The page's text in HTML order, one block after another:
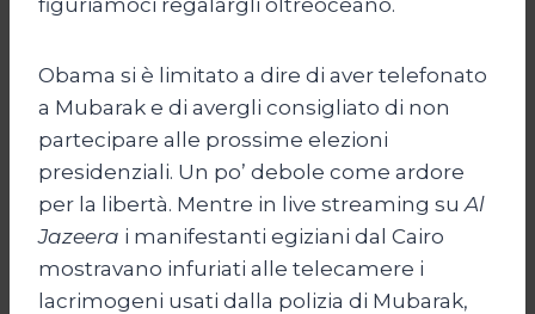
Obama si è limitato a dire di aver telefonato
a Mubarak e di avergli consigliato di non
partecipare alle prossime elezioni
presidenziali. Un po’ debole come ardore
per la libertà. Mentre in live streaming su Al
Jazeera i manifestanti egiziani dal Cairo
mostravano infuriati alle telecamere i
lacrimogeni usati dalla polizia di Mubarak,